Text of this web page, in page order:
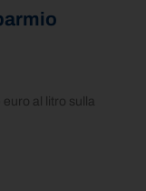
euro al litro sulla